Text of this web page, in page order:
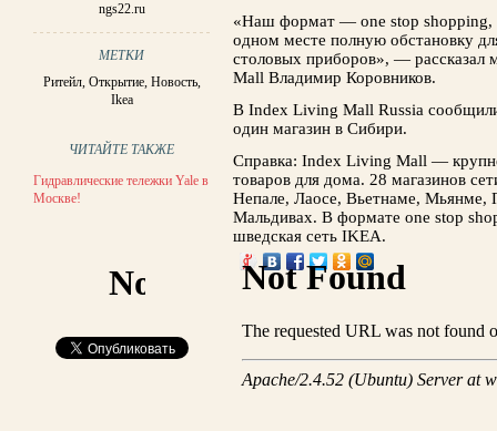
ngs22.ru
МЕТКИ
Ритейл, Открытие, Новость,
Ikea
ЧИТАЙТЕ ТАКЖЕ
Гидравлические тележки Yale в
Москве!
«Наш формат — one stop shopping,
одном месте полную обстановку
столовых приборов», —
Mall Владимир Коровников.
В Index Living Mall Russia
один магазин в Сибири.
Справка: Index Living Mall —
товаров для дома. 28 магазинов
Непале, Лаосе, Вьетнаме, Мьянме,
Мальдивах. В формате one stop
шведская сеть IKEA.